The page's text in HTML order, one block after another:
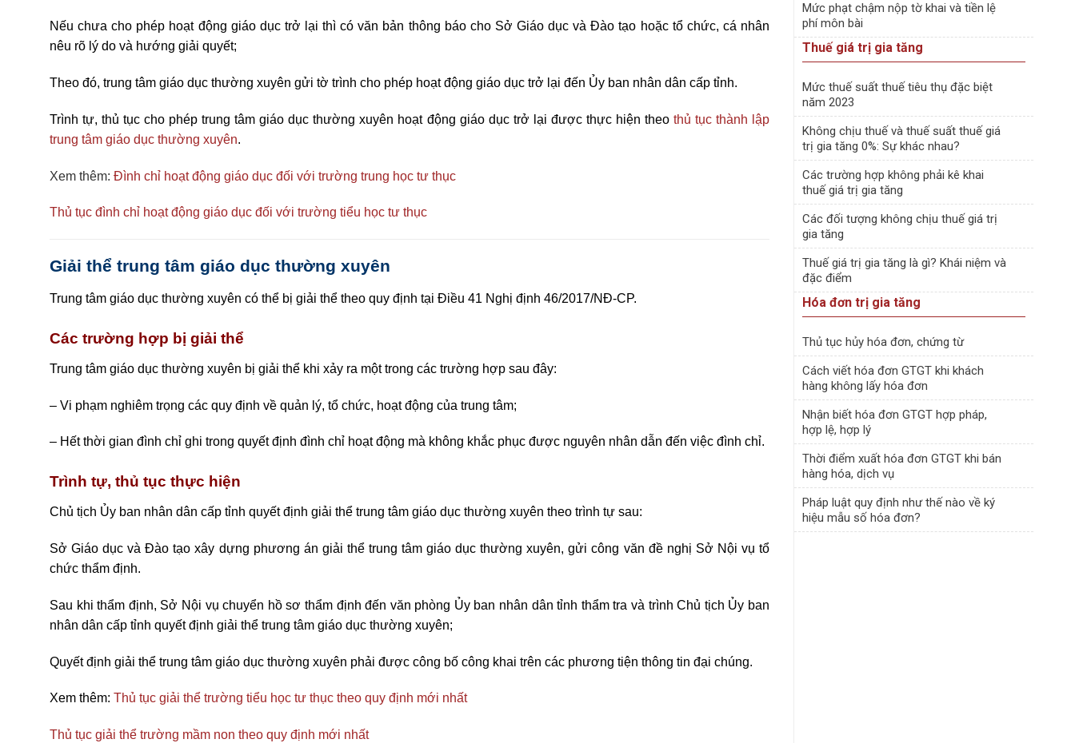
Nếu chưa cho phép hoạt động giáo dục trở lại thì có văn bản thông báo cho Sở Giáo dục và Đào tạo hoặc tổ chức, cá nhân
nêu rõ lý do và hướng giải quyết;
Theo đó, trung tâm giáo dục thường xuyên gửi tờ trình cho phép hoạt động giáo dục trở lại đến Ủy ban nhân dân cấp tỉnh.
Trình tự, thủ tục cho phép trung tâm giáo dục thường xuyên hoạt động giáo dục trở lại được thực hiện theo thủ tục thành lập
trung tâm giáo dục thường xuyên.
Xem thêm: Đình chỉ hoạt động giáo dục đối với trường trung học tư thục
Thủ tục đình chỉ hoạt động giáo dục đối với trường tiểu học tư thục
Giải thể trung tâm giáo dục thường xuyên
Trung tâm giáo dục thường xuyên có thể bị giải thể theo quy định tại Điều 41 Nghị định 46/2017/NĐ-CP.
Các trường hợp bị giải thể
Trung tâm giáo dục thường xuyên bị giải thể khi xảy ra một trong các trường hợp sau đây:
– Vi phạm nghiêm trọng các quy định về quản lý, tổ chức, hoạt động của trung tâm;
– Hết thời gian đình chỉ ghi trong quyết định đình chỉ hoạt động mà không khắc phục được nguyên nhân dẫn đến việc đình chỉ.
Trình tự, thủ tục thực hiện
Chủ tịch Ủy ban nhân dân cấp tỉnh quyết định giải thể trung tâm giáo dục thường xuyên theo trình tự sau:
Sở Giáo dục và Đào tạo xây dựng phương án giải thể trung tâm giáo dục thường xuyên, gửi công văn đề nghị Sở Nội vụ tổ
chức thẩm định.
Sau khi thẩm định, Sở Nội vụ chuyển hồ sơ thẩm định đến văn phòng Ủy ban nhân dân tỉnh thẩm tra và trình Chủ tịch Ủy ban
nhân dân cấp tỉnh quyết định giải thể trung tâm giáo dục thường xuyên;
Quyết định giải thể trung tâm giáo dục thường xuyên phải được công bố công khai trên các phương tiện thông tin đại chúng.
Xem thêm: Thủ tục giải thể trường tiểu học tư thục theo quy định mới nhất
Thủ tục giải thể trường mầm non theo quy định mới nhất
Mức phạt chậm nộp tờ khai và tiền lệ
phí môn bài
Thuế giá trị gia tăng
Mức thuế suất thuế tiêu thụ đặc biệt
năm 2023
Không chịu thuế và thuế suất thuế giá
trị gia tăng 0%: Sự khác nhau?
Các trường hợp không phải kê khai
thuế giá trị gia tăng
Các đối tượng không chịu thuế giá trị
gia tăng
Thuế giá trị gia tăng là gì? Khái niệm và
đặc điểm
Hóa đơn trị gia tăng
Thủ tục hủy hóa đơn, chứng từ
Cách viết hóa đơn GTGT khi khách
hàng không lấy hóa đơn
Nhận biết hóa đơn GTGT hợp pháp,
hợp lệ, hợp lý
Thời điểm xuất hóa đơn GTGT khi bán
hàng hóa, dịch vụ
Pháp luật quy định như thế nào về ký
hiệu mẫu số hóa đơn?